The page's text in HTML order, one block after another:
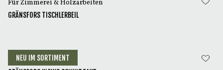
Für Zimmerei & Holzarbeiten
GRÄNSFORS TISCHLERBEIL
NEU IM SORTIMENT
Für Schnitzen & Slöjd